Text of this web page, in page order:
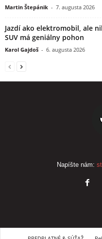
Martin Štepánik - 7. augusta 2026
Jazdí ako elektromobil, ale
SUV má geniálny pohon
Karol Gajdoš - 6. augusta 2026
Napíšte nám: